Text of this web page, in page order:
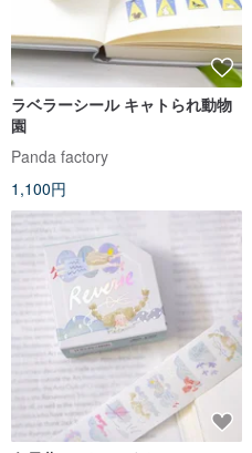
ラベラーシール キャトられ動物
園
Panda factory
1,100円